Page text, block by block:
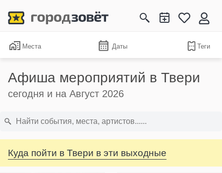
Места Даты Теги
Афиша мероприятий в Твери
сегодня и на Август 2026
Куда пойти в Твери в эти выходные